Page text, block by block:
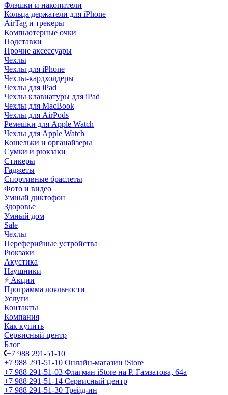
Флэшки и накопители
Кольца держатели для iPhone
AirTag и трекеры
Компьютерные очки
Подставки
Прочие аксессуары
Чехлы
Чехлы для iPhone
Чехлы-кардхолдеры
Чехлы для iPad
Чехлы клавиатуры для iPad
Чехлы для MacBook
Чехлы для AirPods
Ремешки для Apple Watch
Чехлы для Apple Watch
Кошельки и органайзеры
Сумки и рюкзаки
Стикеры
Гаджеты
Спортивные браслеты
Фото и видео
Умный диктофон
Здоровье
Умный дом
Sale
Чехлы
Переферийные устройства
Рюкзаки
Акустика
Наушники
Акции
Программа лояльности
Услуги
Контакты
Компания
Как купить
Сервисный центр
Блог
+7 988 291-51-10
+7 988 291-51-10 Онлайн-магазин iStore
+7 988 291-51-03 Флагман iStore на Р. Гамзатова, 64а
+7 988 291-51-14 Сервисный центр
+7 988 291-51-30 Трейд-ин